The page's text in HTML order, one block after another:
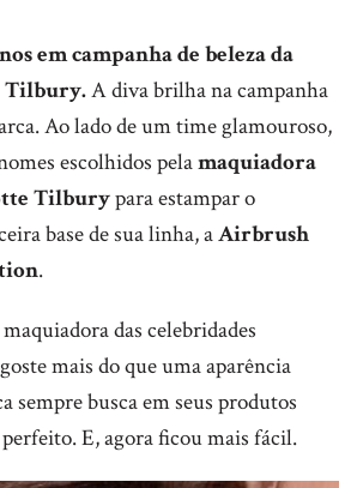
em campanha de beleza da
Tilbury.A diva brilha na campanha
Ao lado de um time glamouroso,
escolhidos pelamaquiadora
Tilburypara estampar o
base de sua linha, aAirbrush
.
das celebridades
mais do que uma aparência
sempre busca em seus produtos
E, agora ficou mais fácil.